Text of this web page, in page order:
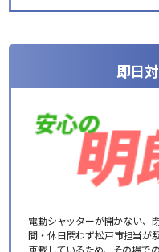
即日
電動シャッターが開かない、
間・休日問わず松戸市担当が
車載しているため、その場で